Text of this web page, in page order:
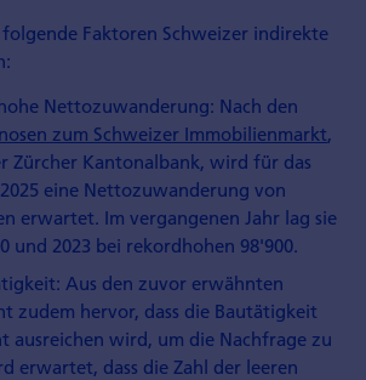
Faktoren Schweizer indirekte
Nettozuwanderung: Nach den
zum Schweizer Immobilienmarkt,
Zürcher Kantonalbank, wird für das
eine Nettozuwanderung von
erwartet. Im vergangenen Jahr lag sie
und 2023 bei rekordhohen 98'900.
Aus den zuvor erwähnten
zudem hervor, dass die Bautätigkeit
ausreichen wird, um die Nachfrage zu
erwartet, dass die Zahl der leeren